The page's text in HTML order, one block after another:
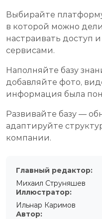
Выбирайте
в которой можно
настраивать доступ
сервисами.
Наполняйте базу
добавляйте фото,
информация была
Развивайте базу —
адаптируйте
компании.
Главный редактор:
Михаил Струняшев
Иллюстратор:
Ильнар Каримов
Автор: